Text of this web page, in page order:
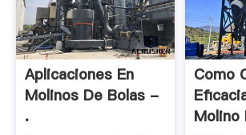
Aplicaciones En
Molinos De Bolas -
.
Como
Molino